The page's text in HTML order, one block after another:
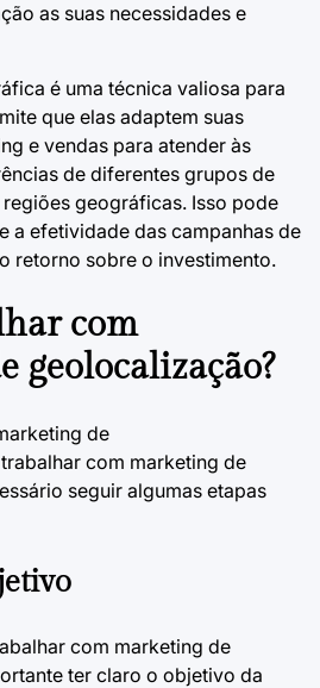
as suas necessidades e
é uma técnica valiosa para
que elas adaptem suas
e vendas para atender às
de diferentes grupos de
geográficas. Isso pode
a efetividade das campanhas de
retorno sobre o investimento.
com
geolocalização?
de
com marketing de
seguir algumas etapas
com marketing de
ter claro o objetivo da